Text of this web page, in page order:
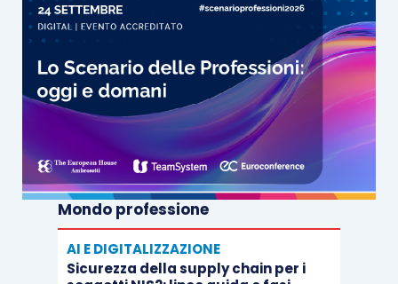
Mondo professione
AI E DIGITALIZZAZIONE
Sicurezza della supply chain per i